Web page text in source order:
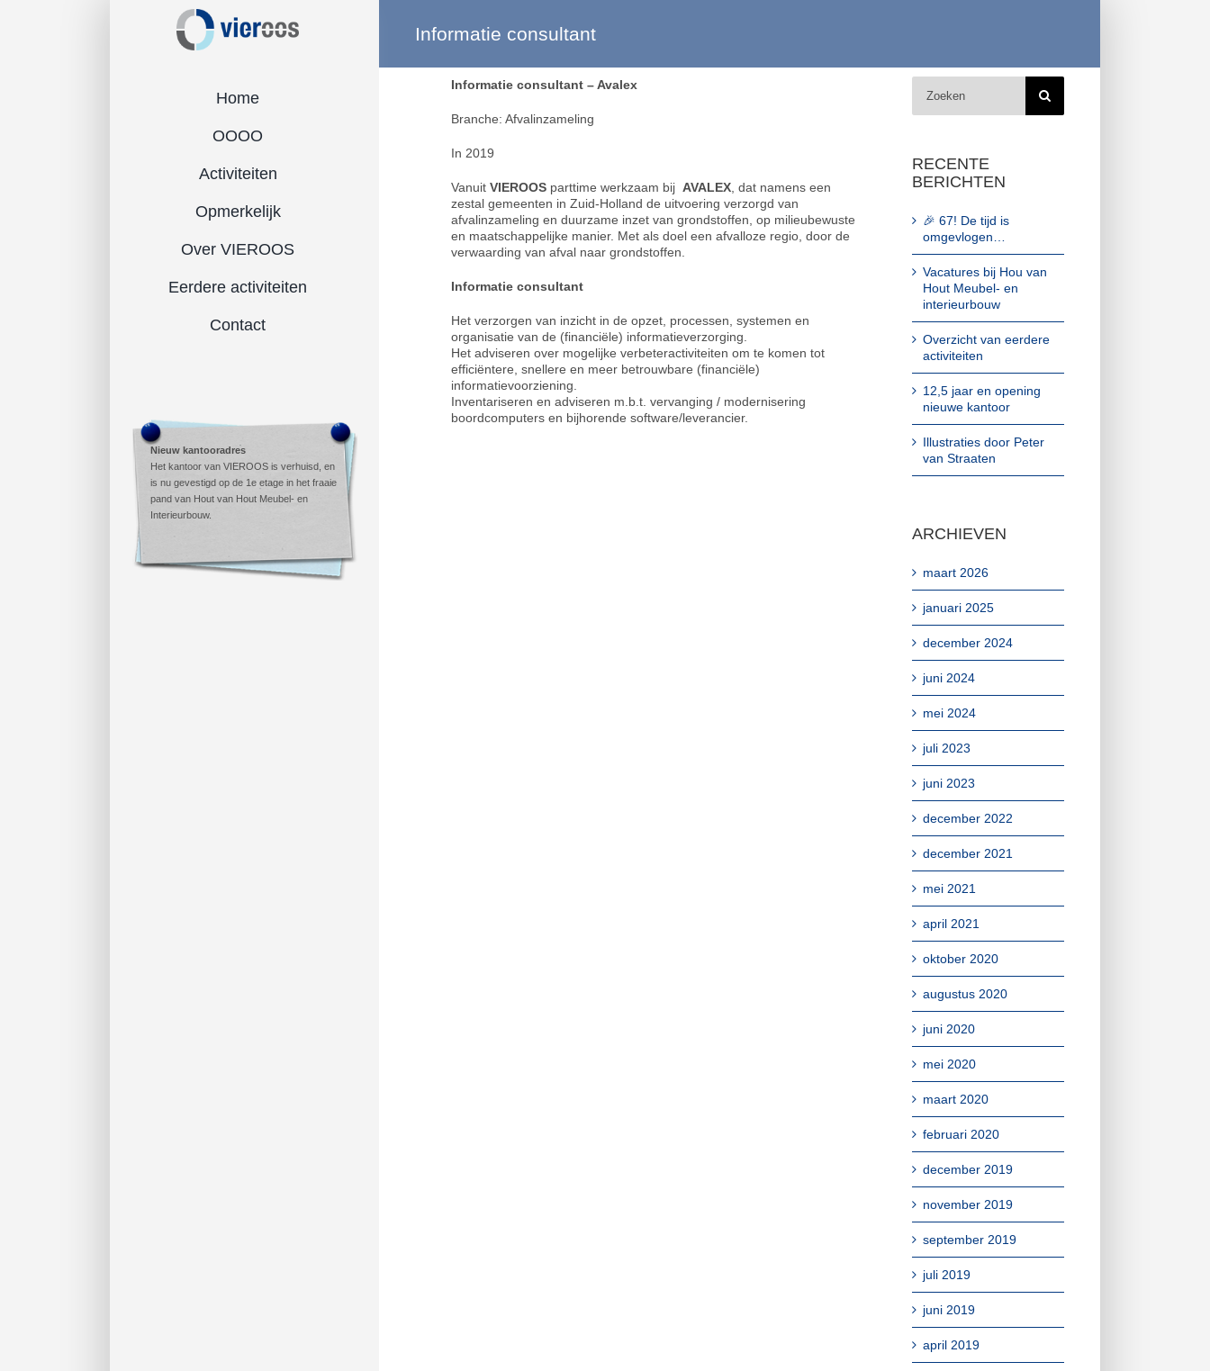
Home
OOOO
Activiteiten
Opmerkelijk
Over VIEROOS
Eerdere activiteiten
Contact
Nieuw kantooradres
Het kantoor van VIEROOS is verhuisd, en
is nu gevestigd op de 1e etage in het fraaie
pand van Hout van Hout Meubel- en
Interieurbouw.
Informatie consultant
Informatie consultant – Avalex
Branche: Afvalinzameling
In 2019
Vanuit VIEROOS parttime werkzaam bij AVALEX , dat namens een
zestal gemeenten in Zuid-Holland de uitvoering verzorgd van
afvalinzameling en duurzame inzet van grondstoffen, op milieubewuste
en maatschappelijke manier. Met als doel een afvalloze regio, door de
verwaarding van afval naar grondstoffen.
Informatie consultant
Het verzorgen van inzicht in de opzet, processen, systemen en
organisatie van de (financiële) informatieverzorging.
Het adviseren over mogelijke verbeteractiviteiten om te komen tot
efficiëntere, snellere en meer betrouwbare (financiële)
informatievoorziening.
Inventariseren en adviseren m.b.t. vervanging / modernisering
boordcomputers en bijhorende software/leverancier.
naar:
RECENTE
BERICHTEN
🎉 67! De tijd is
omgevlogen…
Vacatures bij Hou van
Hout Meubel- en
interieurbouw
Overzicht van eerdere
activiteiten
12,5 jaar en opening
nieuwe kantoor
Illustraties door Peter
van Straaten
ARCHIEVEN
maart 2026
januari 2025
december 2024
juni 2024
mei 2024
juli 2023
juni 2023
december 2022
december 2021
mei 2021
april 2021
oktober 2020
augustus 2020
juni 2020
mei 2020
maart 2020
februari 2020
december 2019
november 2019
september 2019
juli 2019
juni 2019
april 2019